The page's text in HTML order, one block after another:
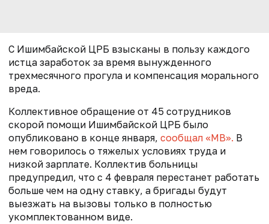
С Ишимбайской ЦРБ взысканы в пользу каждого
истца заработок за время вынужденного
трехмесячного прогула и компенсация морального
вреда.
Коллективное обращение от 45 сотрудников
скорой помощи Ишимбайской ЦРБ было
опубликовано в конце января, сообщал «МВ». В
нем говорилось о тяжелых условиях труда и
низкой зарплате. Коллектив больницы
предупредил, что с 4 февраля перестанет работать
больше чем на одну ставку, а бригады будут
выезжать на вызовы только в полностью
укомплектованном виде.